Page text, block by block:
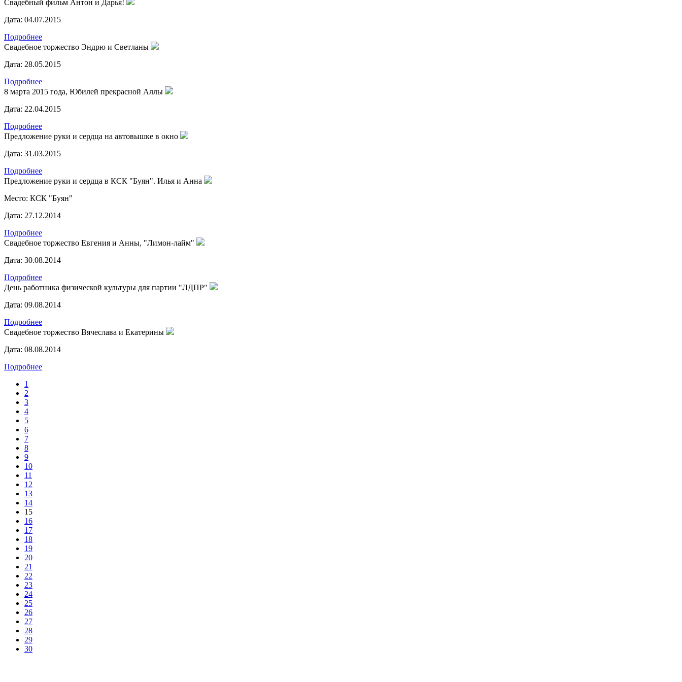
Свадебный фильм Антон и Дарья!
Дата: 04.07.2015
Подробнее
Свадебное торжество Эндрю и Светланы
Дата: 28.05.2015
Подробнее
8 марта 2015 года, Юбилей прекрасной Аллы
Дата: 22.04.2015
Подробнее
Предложение руки и сердца на автовышке в окно
Дата: 31.03.2015
Подробнее
Предложение руки и сердца в КСК "Буян". Илья и Анна
Место: КСК "Буян"
Дата: 27.12.2014
Подробнее
Свадебное торжество Евгения и Анны, "Лимон-лайм"
Дата: 30.08.2014
Подробнее
День работника физической культуры для партии "ЛДПР"
Дата: 09.08.2014
Подробнее
Свадебное торжество Вячеслава и Екатерины
Дата: 08.08.2014
Подробнее
1
2
3
4
5
6
7
8
9
10
11
12
13
14
15
16
17
18
19
20
21
22
23
24
25
26
27
28
29
30